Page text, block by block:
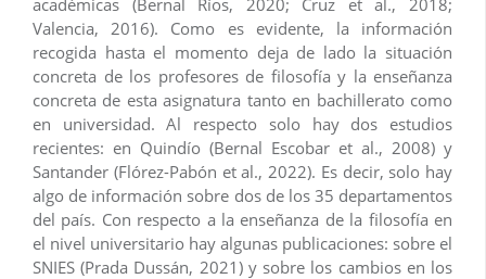
académicas (Bernal Ríos, 2020; Cruz et al., 2018;
Valencia, 2016). Como es evidente, la información
recogida hasta el momento deja de lado la situación
concreta de los profesores de filosofía y la enseñanza
concreta de esta asignatura tanto en bachillerato como
en universidad. Al respecto solo hay dos estudios
recientes: en Quindío (Bernal Escobar et al., 2008) y
Santander (Flórez-Pabón et al., 2022). Es decir, solo hay
algo de información sobre dos de los 35 departamentos
del país. Con respecto a la enseñanza de la filosofía en
el nivel universitario hay algunas publicaciones: sobre el
SNIES (Prada Dussán, 2021) y sobre los cambios en los